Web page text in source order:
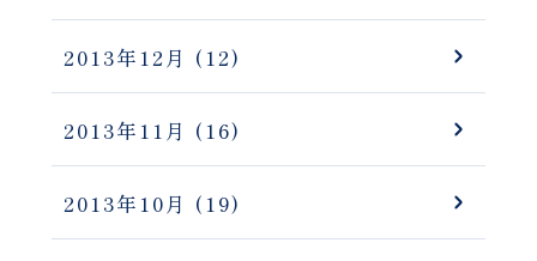
2013年12月 (12)
2013年11月 (16)
2013年10月 (19)